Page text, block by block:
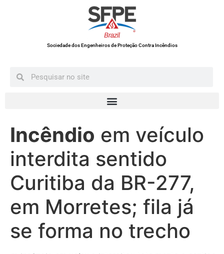
Sociedade dos Engenheiros de Proteção Contra Incêndios
Incêndio em veículo
interdita sentido
Curitiba da BR-277,
em Morretes; fila já
se forma no trecho